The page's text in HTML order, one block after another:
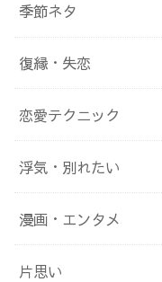
季節ネタ
復縁・失恋
恋愛テクニック
浮気・別れたい
漫画・エンタメ
片思い